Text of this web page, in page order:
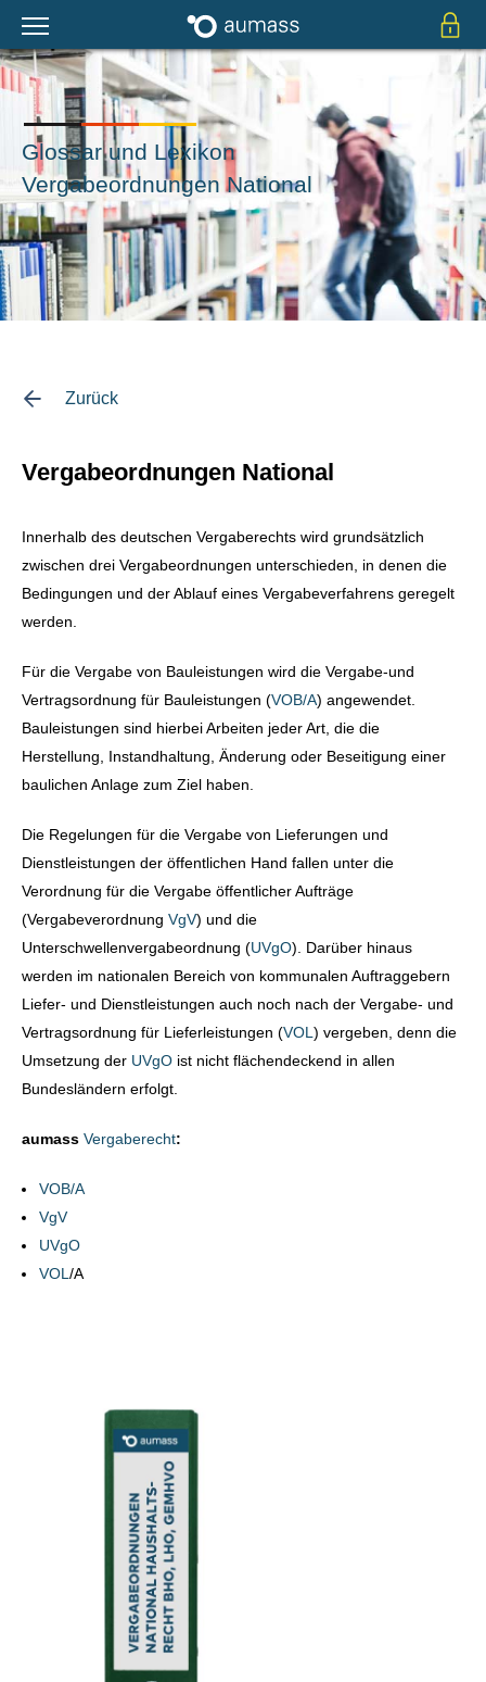
Glossar und Lexikon
Vergabeordnungen National
Zurück
Vergabeordnungen National
Innerhalb des deutschen Vergaberechts wird grundsätzlich
zwischen drei Vergabeordnungen unterschieden, in denen die
Bedingungen und der Ablauf eines Vergabeverfahrens geregelt
werden.
Für die Vergabe von Bauleistungen wird die Vergabe-und
Vertragsordnung für Bauleistungen (VOB/A) angewendet.
Bauleistungen sind hierbei Arbeiten jeder Art, die die
Herstellung, Instandhaltung, Änderung oder Beseitigung einer
baulichen Anlage zum Ziel haben.
Die Regelungen für die Vergabe von Lieferungen und
Dienstleistungen der öffentlichen Hand fallen unter die
Verordnung für die Vergabe öffentlicher Aufträge
(Vergabeverordnung VgV) und die
Unterschwellenvergabeordnung (UVgO). Darüber hinaus
werden im nationalen Bereich von kommunalen Auftraggebern
Liefer- und Dienstleistungen auch noch nach der Vergabe- und
Vertragsordnung für Lieferleistungen (VOL ) vergeben, denn die
Umsetzung der UVgO ist nicht flächendeckend in allen
Bundesländern erfolgt.
aumass Vergaberecht:
VOB/A
VgV
UVgO
VOL /A